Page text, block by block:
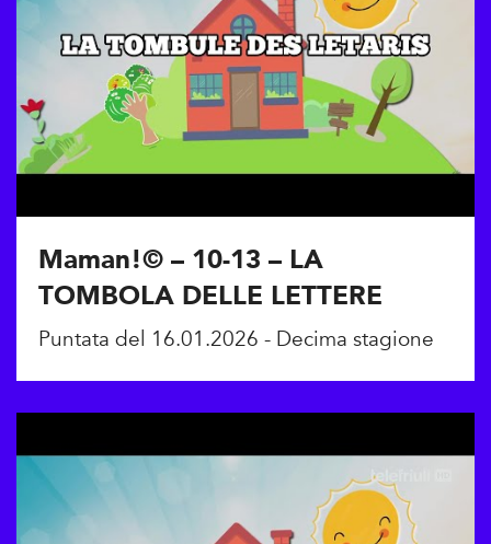
Maman!© – 10-13 – LA
TOMBOLA DELLE LETTERE
Puntata del 16.01.2026 - Decima stagione